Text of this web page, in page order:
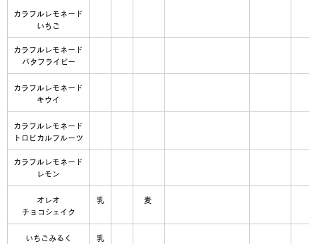
カラフルレモネード
いちご
カラフルレモネード
バタフライピー
カラフルレモネード
キウイ
カラフルレモネード
トロピカルフルーツ
カラフルレモネード
レモン
オレオ
チョコシェイク
乳 麦
いちごみるく
乳